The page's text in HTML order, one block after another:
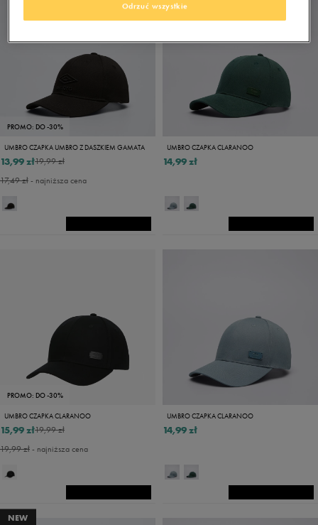
PROMO: DO -30%
UMBRO CZAPKA UMBRO Z DASZKIEM GAMATA
19,99 zł
13,99 zł
17,49 zł- najniższa cena
UMBRO CZAPKA CLARANOO
14,99 zł
PROMO: DO -30%
UMBRO CZAPKA CLARANOO
19,99 zł
15,99 zł
19,99 zł- najniższa cena
UMBRO CZAPKA CLARANOO
14,99 zł
NEW
Odrzuć wszystkie